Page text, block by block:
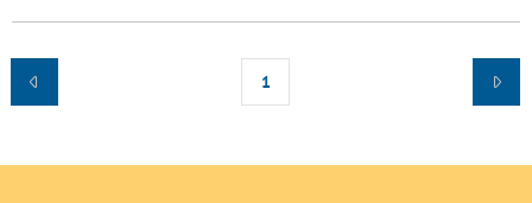
1